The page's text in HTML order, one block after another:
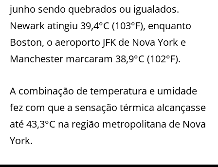
junho sendo quebrados ou igualados.
Newark atingiu 39,4°C (103°F), enquanto
Boston, o aeroporto JFK de Nova York e
Manchester marcaram 38,9°C (102°F).
A combinação de temperatura e umidade
fez com que a sensação térmica alcançasse
até 43,3°C na região metropolitana de Nova
York.